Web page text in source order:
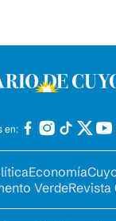
en:
Economía
VerdeRevista